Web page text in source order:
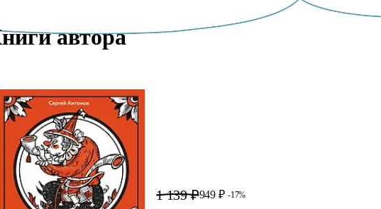
автора
1 139 ₽949 ₽ -17%